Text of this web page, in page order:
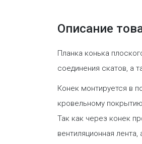
Описание
Планка конька
соединения скатов, а
Конек монтируется в
кровельному
Так как через конек
вентиляционная лента,